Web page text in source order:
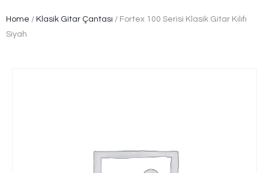
Home / Klasik Gitar Çantası / Fortex 100 Serisi Klasik Gitar Kılıfı
Siyah